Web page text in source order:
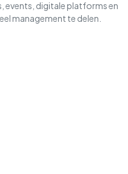
events, digitale platforms en
management te delen.